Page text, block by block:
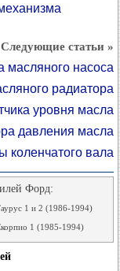
Следующие статьи »
масляного насоса
радиатора
уровня масла
давления масла
коленчатого вала
Форд:
1 и 2 (1986-1994)
1 (1985-1994)